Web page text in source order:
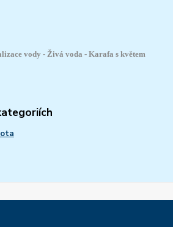
vody - Živá voda - Karafa s květem